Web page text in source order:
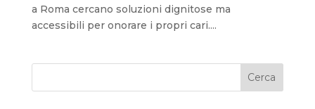
a Roma cercano soluzioni dignitose ma
accessibili per onorare i propri cari....
Cerca